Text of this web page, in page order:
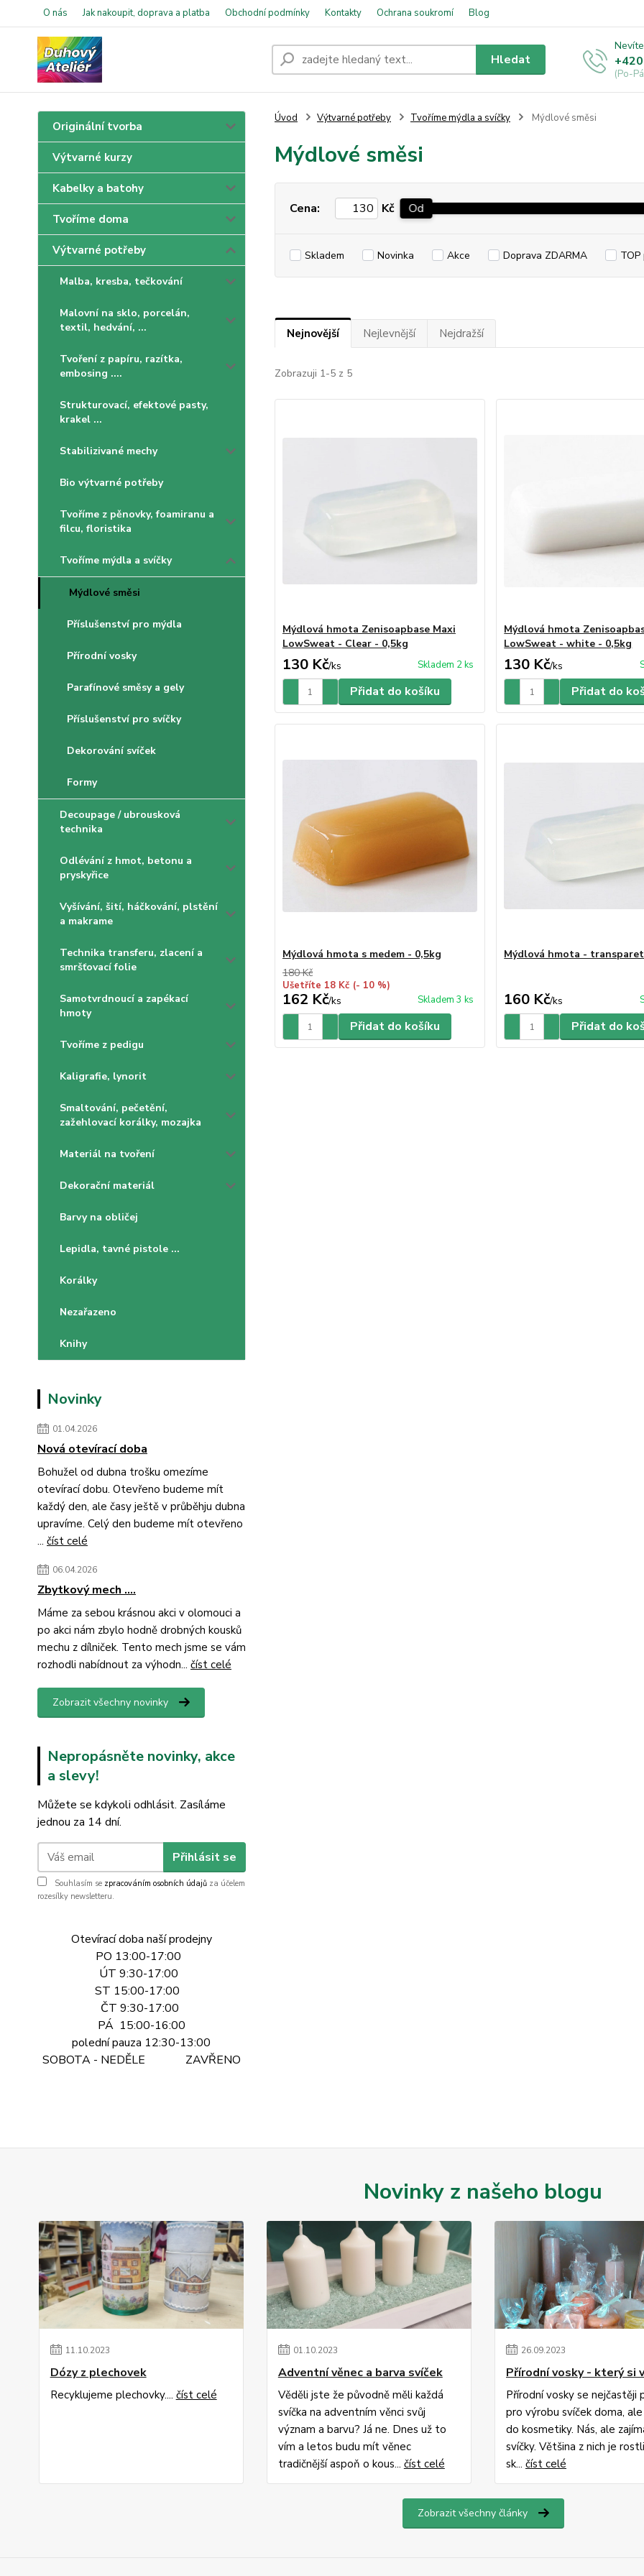
O nás Jak nakoupit, doprava a platba Obchodní podmínky Kontakty Ochrana soukromí Blog
Hledat
(Po-
Originální tvorba
Výtvarné kurzy
Kabelky a batohy
Tvoříme doma
Výtvarné potřeby
Malba, kresba, tečkování
Malovní na sklo, porcelán,
textil, hedvání, ...
Tvoření z papíru, razítka,
embosing ....
Strukturovací, efektové pasty,
krakel ...
Stabilizivané mechy
Bio výtvarné potřeby
Tvoříme z pěnovky, foamiranu a
filcu, floristika
Tvoříme mýdla a svíčky
Mýdlové směsi
Příslušenství pro mýdla
Přírodní vosky
Parafínové směsy a gely
Příslušenství pro svíčky
Dekorování svíček
Formy
Decoupage / ubrousková
technika
Odlévání z hmot, betonu a
pryskyřice
Vyšívání, šití, háčkování, plstění
a makrame
Technika transferu, zlacení a
smršťovací folie
Samotvrdnoucí a zapékací
hmoty
Tvoříme z pedigu
Kaligrafie, lynorit
Smaltování, pečetění,
zažehlovací korálky, mozajka
Materiál na tvoření
Dekorační materiál
Barvy na obličej
Lepidla, tavné pistole ...
Korálky
Nezařazeno
Knihy
Novinky
01.04.2026
Nová otevírací doba
Bohužel od dubna trošku omezíme
otevírací dobu. Otevřeno budeme mít
každý den, ale časy ještě v průběhju dubna
upravíme. Celý den budeme mít otevřeno
... číst celé
06.04.2026
Zbytkový mech ....
Máme za sebou krásnou akci v olomouci a
po akci nám zbylo hodně drobných kousků
mechu z dílniček. Tento mech jsme se vám
rozhodli nabídnout za výhodn... číst celé
Zobrazit všechny novinky
Nepropásněte novinky, akce
a slevy!
Můžete se kdykoli odhlásit. Zasíláme
jednou za 14 dní.
Přihlásit se
Souhlasím se zpracováním osobních údajů za účelem
rozesílky newsletteru.
Otevírací doba naší prodejny
PO 13:00-17:00
ÚT 9:30-17:00
ST 15:00-17:00
ČT 9:30-17:00
PÁ 15:00-16:00
polední pauza 12:30-13:00
SOBOTA - NEDĚLE ZAVŘENO
Úvod Výtvarné potřeby Tvoříme mýdla a svíčky Mýdlové směsi
Mýdlové směsi
Cena: Kč Od
Skladem Novinka Akce Doprava ZDARMA
Nejnovější Nejlevnější Nejdražší
Zobrazuji 1-5 z 5
Mýdlová hmota Zenisoapbase Maxi
LowSweat - Clear - 0,5kg
130 Kč/ks Skladem 2 ks
Přidat do košíku
Mýdlová hmota
LowSweat - white - 0,5kg
130 Kč/ks
Přidat do
Mýdlová hmota s medem - 0,5kg
180 Kč
Ušetříte 18 Kč (- 10 %)
162 Kč/ks Skladem 3 ks
Přidat do košíku
Mýdlová hmota -
160 Kč/ks
Přidat do
Novinky z našeho blogu
11.10.2023
Dózy z plechovek
Recyklujeme plechovky.... číst celé
01.10.2023
Adventní věnec a barva svíček
Věděli jste že původně měli každá
svíčka na adventním věnci svůj
význam a barvu? Já ne. Dnes už to
vím a letos budu mít věnec
tradičnější aspoň o kous... číst celé
26.09.2023
Přírodní vosky - který si
Přírodní vosky se nejčastěji
pro výrobu svíček doma,
do kosmetiky. Nás, ale
svíčky. Většina z nich je
sk... číst celé
Zobrazit všechny články